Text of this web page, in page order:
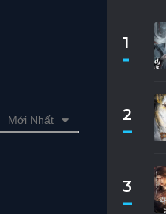
Mới Nhất
1
2
3